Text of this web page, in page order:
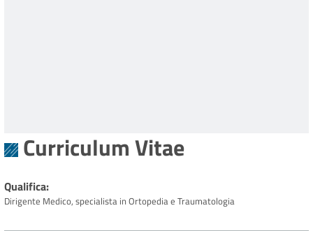
Curriculum Vitae
Qualifica
Dirigente Medico, specialista in Ortopedia e Traumatologia